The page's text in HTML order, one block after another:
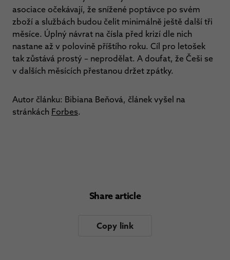
asociace očekávají, že snížené poptávce po svém
zboží a službách budou čelit minimálně ještě další tři
měsíce. Úplný návrat na čísla před krizí dle nich
nastane až v polovině příštího roku. Cíl pro letošek
tak zůstává prostý – neprodělat. A doufat, že Češi se
v dalších měsících přestanou držet zpátky.
Autor článku: Bibiana Beňová, článek vyšel na
stránkách Forbes.
Share article
Copy link